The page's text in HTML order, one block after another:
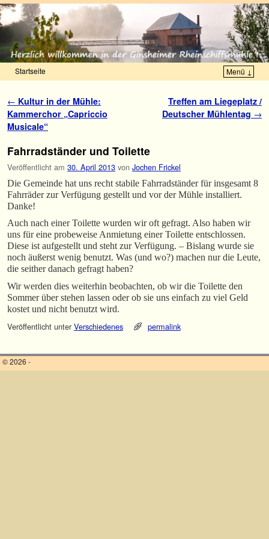
Startseite Menü ↓
Artikelnavigation
← Kultur in der Mühle:
Kammerchor „Capriccio
Musicale“
Treffen am Liegeplatz /
Deutscher Mühlentag →
Fahrradständer und Toilette
Veröffentlicht am 30. April 2013 von Jochen Frickel
Die Gemeinde hat uns recht stabile Fahrradständer für insgesamt 8
Fahrräder zur Verfügung gestellt und vor der Mühle installiert.
Danke!
Auch nach einer Toilette wurden wir oft gefragt. Also haben wir
uns für eine probeweise Anmietung einer Toilette entschlossen.
Diese ist aufgestellt und steht zur Verfügung. – Bislang wurde sie
noch äußerst wenig benutzt. Was (und wo?) machen nur die Leute,
die seither danach gefragt haben?
Wir werden dies weiterhin beobachten, ob wir die Toilette den
Sommer über stehen lassen oder ob sie uns einfach zu viel Geld
kostet und nicht benutzt wird.
Veröffentlicht unter Verschiedenes permalink
© 2026 -